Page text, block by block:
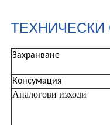
Захранване
Консумация
Аналогови изходи